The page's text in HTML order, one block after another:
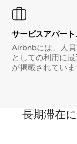
サービスアパー
Airbnbには、人
としての利用に
が掲載されていま
長期滞在